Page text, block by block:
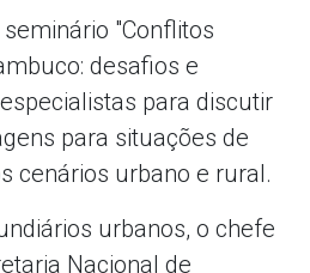
seminário "Conflitos
desafios e
para discutir
para situações de
cenários urbano e rural.
urbanos, o chefe
Nacional de